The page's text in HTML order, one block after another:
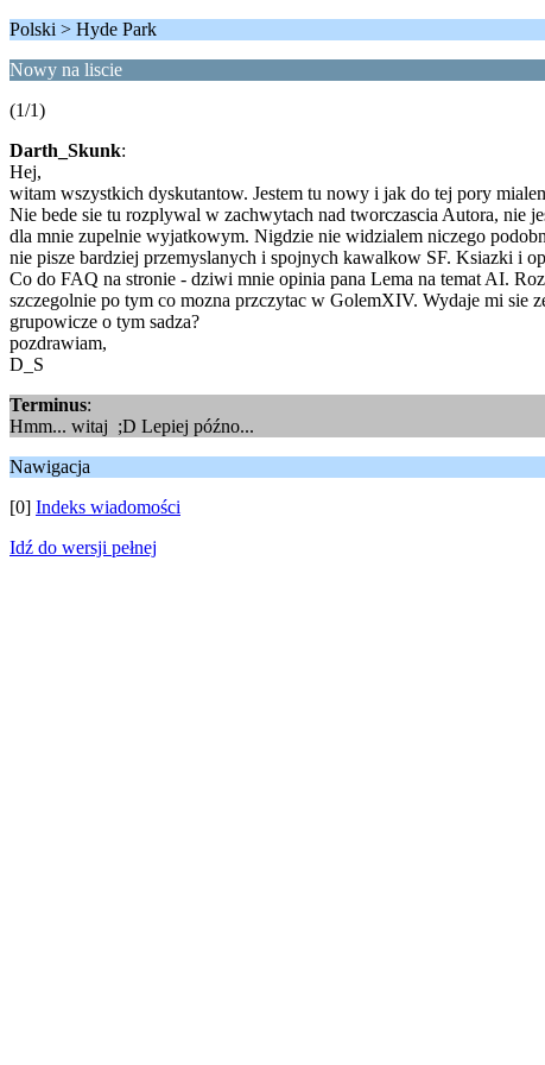
Polski > Hyde Park
Nowy na liscie
(1/1)
Darth_Skunk:
Hej,
witam wszystkich dyskutantow. Jestem tu nowy i jak do tej pory
Nie bede sie tu rozplywal w zachwytach nad tworczascia Autora, nie
dla mnie zupelnie wyjatkowym. Nigdzie nie widzialem niczego
nie pisze bardziej przemyslanych i spojnych kawalkow SF. Ksiazki i
Co do FAQ na stronie - dziwi mnie opinia pana Lema na temat AI.
szczegolnie po tym co mozna przczytac w GolemXIV. Wydaje mi
grupowicze o tym sadza?
pozdrawiam,
D_S
Terminus:
Hmm... witaj ;D Lepiej późno...
Nawigacja
[0] Indeks wiadomości
Idź do wersji pełnej